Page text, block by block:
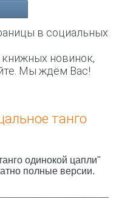
в социальных
книжных новинок,
Мы ждём Вас!
танго
одинокой цапли"
полные версии.